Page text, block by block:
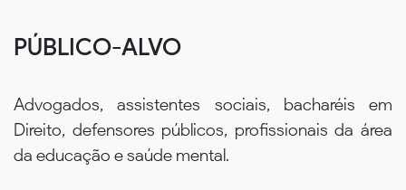
PÚBLICO-ALVO
Advogados, assistentes sociais, bacharéis em
Direito, defensores públicos, profissionais da área
da educação e saúde mental.